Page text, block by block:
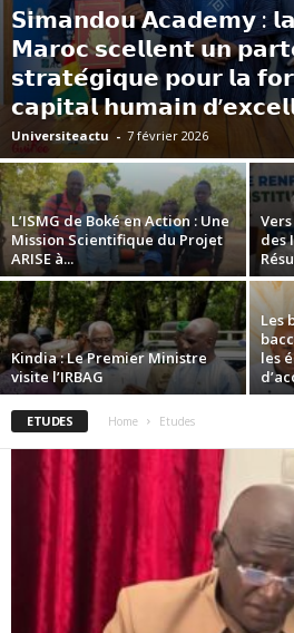
𝗦𝗶𝗺𝗮𝗻𝗱𝗼𝘂 𝗔𝗰𝗮𝗱𝗲𝗺𝘆 :
𝗠𝗮𝗿𝗼𝗰 𝘀𝗰𝗲𝗹𝗹𝗲𝗻𝘁 𝘂𝗻
𝘀𝘁𝗿𝗮𝘁𝗲́𝗴𝗶𝗾𝘂𝗲 𝗽𝗼𝘂𝗿 𝗹𝗮
𝗰𝗮𝗽𝗶𝘁𝗮𝗹 𝗵𝘂𝗺𝗮𝗶𝗻
Universiteactu - 7 février 2026
L’ISMG de Boké en Action : Une
Mission Scientifique du Projet
ARISE à...
des
Kindia : Le Premier Ministre
visite l’IRBAG
Les
les
ETUDES Home Etudes